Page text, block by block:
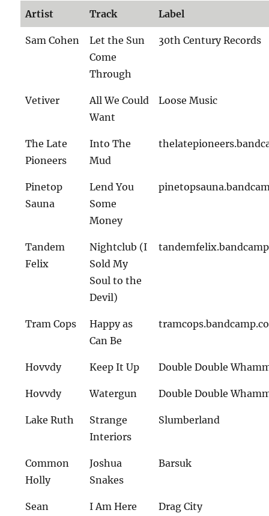
Artist Track Label
Sam Cohen
Let the Sun
Come
Through
30th Century Records
Vetiver
All We Could
Want
Loose Music
The Late
Pioneers
Into The
Mud
Pinetop
Sauna
Lend You
Some
Money
Tandem
Felix
Nightclub (I
Sold My
Soul to the
Devil)
Tram Cops
Happy as
Can Be
Hovvdy Keep It Up Double Double
Hovvdy Watergun Double Double
Lake Ruth
Strange
Interiors
Slumberland
Common
Holly
Joshua
Snakes
Barsuk
Sean
I Am Here Drag City